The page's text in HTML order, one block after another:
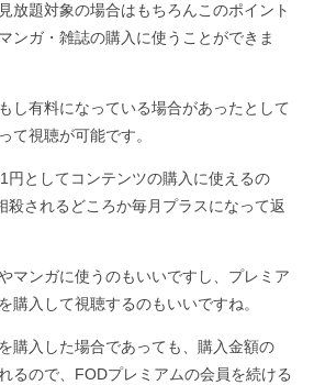
放題対象の場合はもちろんこのポイント
ンガ・雑誌の購入に使うことができま
し有料になっている場合があったとして
て視聴が可能です。
円としてコンテンツの購入に使えるの
殺されるどころか毎月プラスになって返
マンガに使うのもいいですし、プレミア
購入して視聴するのもいいですね。
購入した場合であっても、購入金額の
るので、FODプレミアムの会員を続ける